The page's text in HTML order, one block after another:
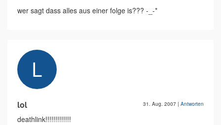
wer sagt dass alles aus einer folge is??? -_-*
lol 31. Aug. 2007 | Antworten
deathlink!!!!!!!!!!!!!